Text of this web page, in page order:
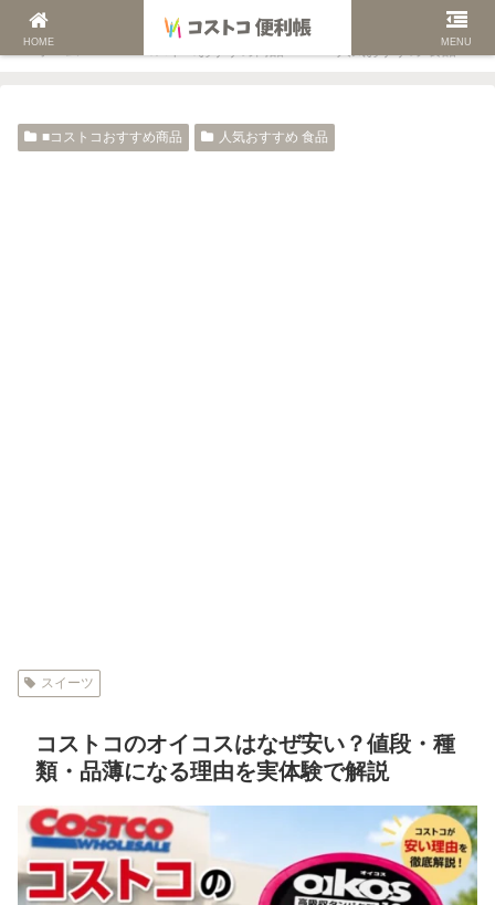
ホーム 人気おすすめ 食品
■コストコおすすめ商品 人気おすすめ 食品
スイーツ
コストコのオイコスはなぜ安い？値段・種
類・品薄になる理由を実体験で解説
HOME MENU